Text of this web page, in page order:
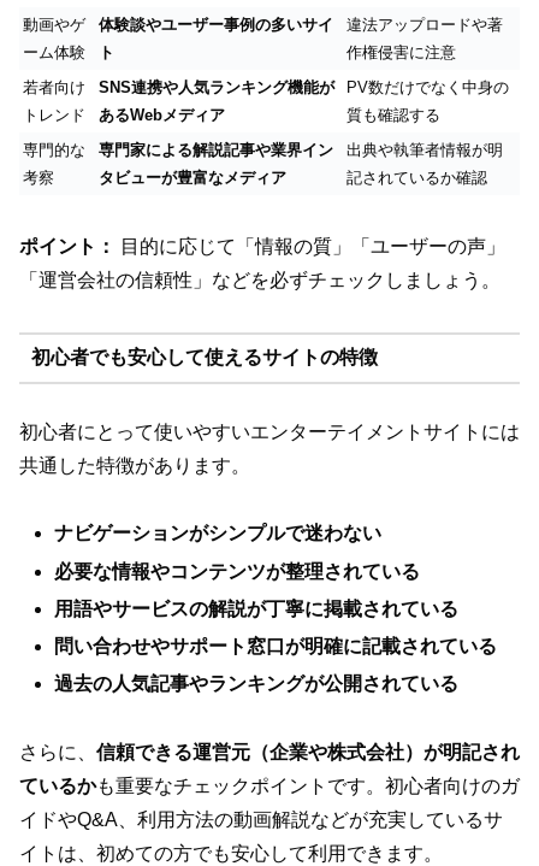
動画やゲ
ーム体験
体験談やユーザー事例の多いサイ
ト
違法アップロードや著
作権侵害に注意
若者向け
トレンド
SNS連携や人気ランキング機能が
あるWebメディア
PV数だけでなく中身の
質も確認する
専門的な
考察
専門家による解説記事や業界イン
タビューが豊富なメディア
出典や執筆者情報が明
記されているか確認
ポイント：
目的に応じて「情報の質」「ユーザーの声」
「運営会社の信頼性」などを必ずチェックしましょう。
初心者でも安心して使えるサイトの特徴
初心者にとって使いやすいエンターテイメントサイトには
共通した特徴があります。
ナビゲーションがシンプルで迷わない
必要な情報やコンテンツが整理されている
用語やサービスの解説が丁寧に掲載されている
問い合わせやサポート窓口が明確に記載されている
過去の人気記事やランキングが公開されている
さらに、 信頼できる運営元（企業や株式会社）が明記され
ているかも重要なチェックポイントです。初心者向けのガ
イドやQ&A、利用方法の動画解説などが充実しているサ
イトは、初めての方でも安心して利用できます。